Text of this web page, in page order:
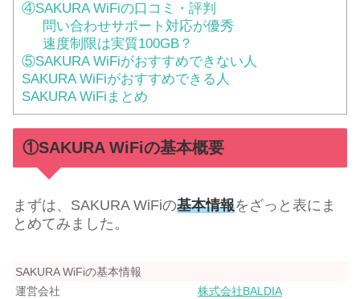
④SAKURA WiFiの口コミ・評判
問い合わせサポート対応が優秀
速度制限は実質100GB？
⑤SAKURA WiFiがおすすめできない人
SAKURA WiFiがおすすめできる人
SAKURA WiFiまとめ
①SAKURA WiFiの基本概要
まずは、SAKURA WiFiの基本情報をざっと表にま
とめてみました。
SAKURA WiFiの基本情報
運営会社
株式会社BALDIA